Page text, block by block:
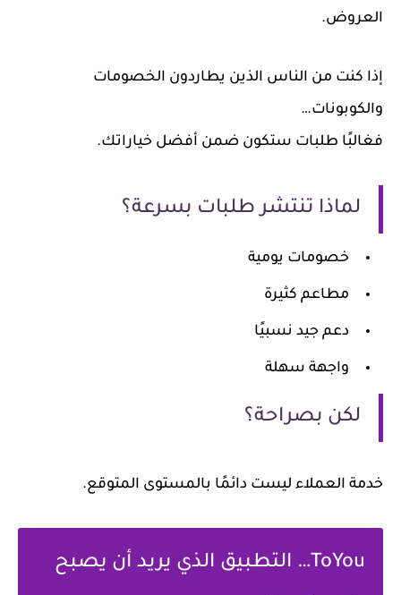
كنت من الناس الذين يطاردون الخصومات
طلبات ستكون ضمن أفضل خياراتك.
لماذا تنتشر طلبات بسرعة؟
خصومات يومية
مطاعم كثيرة
دعم جيد نسبيًا
واجهة سهلة
لكن بصراحة؟
العملاء ليست دائمًا بالمستوى المتوقع.
ToYou… التطبيق الذي يريد أن يصبح